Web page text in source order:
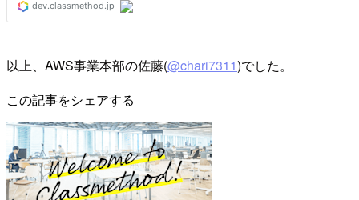
以上、AWS事業本部の佐藤(@chari7311)でした。
この記事をシェアする